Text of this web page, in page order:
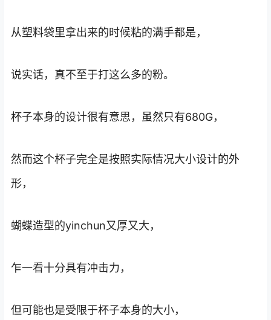
从塑料袋里拿出来的时候粘的满手都是，
说实话，真不至于打这么多的粉。
杯子本身的设计很有意思，虽然只有680G，
然而这个杯子完全是按照实际情况大小设计的外
形，
蝴蝶造型的yinchun又厚又大，
乍一看十分具有冲击力，
但可能也是受限于杯子本身的大小，